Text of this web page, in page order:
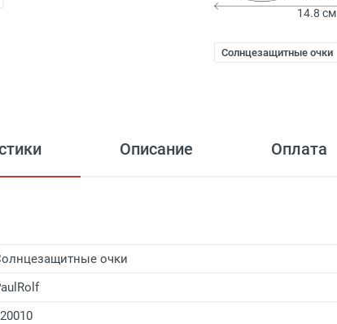
14.8 см
Солнцезащитные очки
Описание Оплата
очки